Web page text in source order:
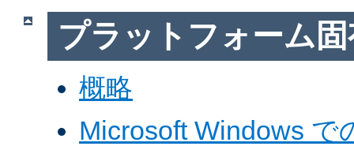
プラットフォーム
概略
Microsoft Windows で